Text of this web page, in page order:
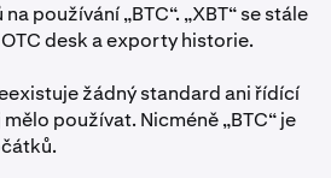
používání „BTC“. „XBT“ se stále
desk a exporty historie.
žádný standard ani řídící
používat. Nicméně „BTC“ je